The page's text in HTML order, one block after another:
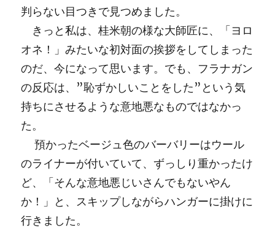
判らない目つきで見つめました。
きっと私は、桂米朝の様な大師匠に、「ヨロ
オネ！」みたいな初対面の挨拶をしてしまった
のだ、今になって思います。でも、フラナガン
の反応は、”恥ずかしいことをした”という気
持ちにさせるような意地悪なものではなかっ
た。
預かったベージュ色のバーバリーはウール
のライナーが付いていて、ずっしり重かったけ
ど、「そんな意地悪じいさんでもないやん
か！」と、スキップしながらハンガーに掛けに
行きました。